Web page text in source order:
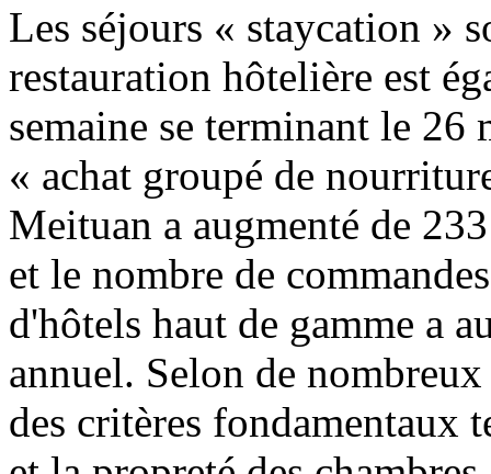
Les séjours « staycation »
restauration hôtelière est
semaine se terminant le 26
« achat groupé de
Meituan a augmenté de
et le nombre de
d'hôtels haut de gamme a
annuel. Selon de
des critères fondamentaux